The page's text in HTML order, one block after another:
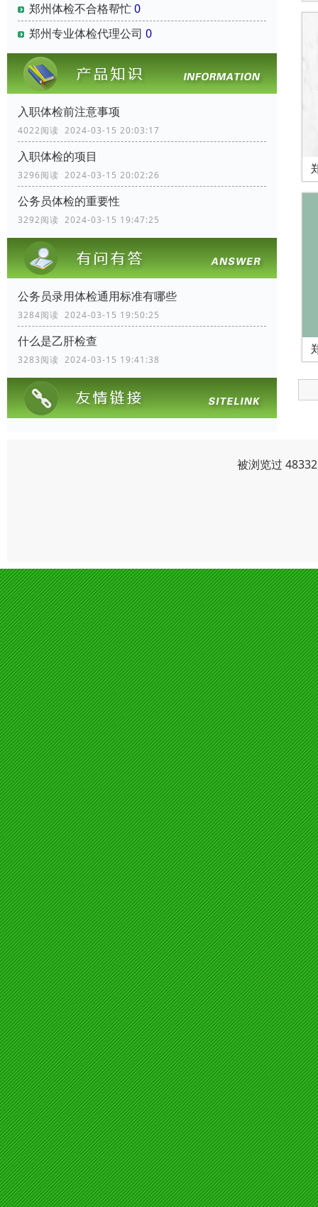
郑州体检不合格帮忙0
郑州专业体检代理公司 0
入职体检前注意事项
4022阅读 2024-03-15 20:03:17
入职体检的项目
3296阅读 2024-03-15 20:02:26
公务员体检的重要性
3292阅读 2024-03-15 19:47:25
公务员录用体检通用标准有哪些
3284阅读 2024-03-15 19:50:25
什么是乙肝检查
3283阅读 2024-03-15 19:41:38
被浏览过